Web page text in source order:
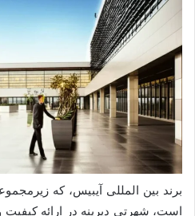
است، شهرتی دیرینه در ارائه